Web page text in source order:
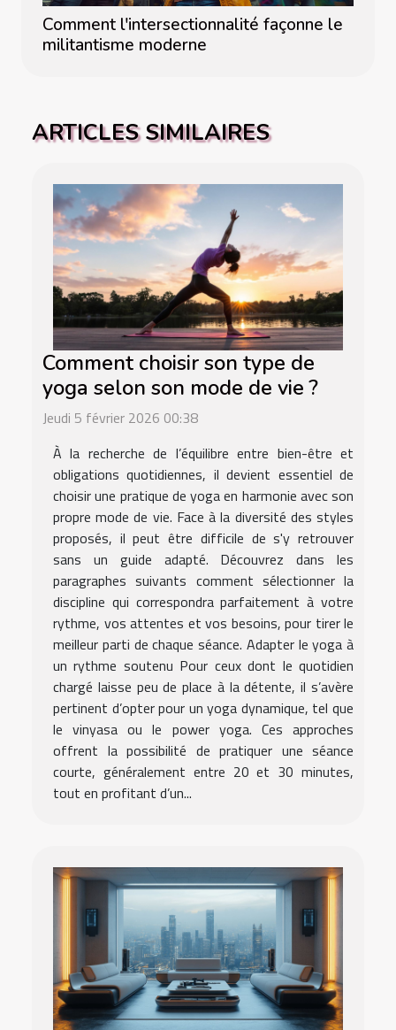
Comment l'intersectionnalité façonne le
militantisme moderne
ARTICLES SIMILAIRES
Comment choisir son type de
yoga selon son mode de vie ?
Jeudi 5 février 2026 00:38
À la recherche de l’équilibre entre bien-être et
obligations quotidiennes, il devient essentiel de
choisir une pratique de yoga en harmonie avec son
propre mode de vie. Face à la diversité des styles
proposés, il peut être difficile de s'y retrouver
sans un guide adapté. Découvrez dans les
paragraphes suivants comment sélectionner la
discipline qui correspondra parfaitement à votre
rythme, vos attentes et vos besoins, pour tirer le
meilleur parti de chaque séance. Adapter le yoga à
un rythme soutenu Pour ceux dont le quotidien
chargé laisse peu de place à la détente, il s’avère
pertinent d’opter pour un yoga dynamique, tel que
le vinyasa ou le power yoga. Ces approches
offrent la possibilité de pratiquer une séance
courte, généralement entre 20 et 30 minutes,
tout en profitant d’un...